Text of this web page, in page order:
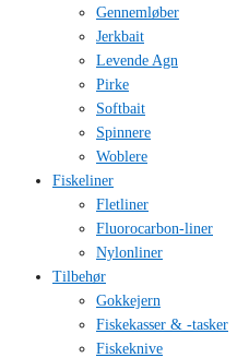
Gennemløber
Jerkbait
Levende Agn
Pirke
Softbait
Spinnere
Woblere
Fiskeliner
Fletliner
Fluorocarbon-liner
Nylonliner
Tilbehør
Gokkejern
Fiskekasser & -tasker
Fiskeknive